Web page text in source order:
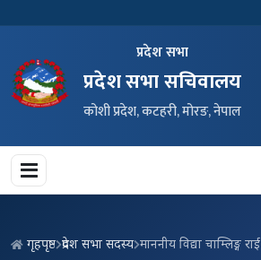
प्रदेश सभा
प्रदेश सभा सचिवालय
कोशी प्रदेश, कटहरी, मोरङ, नेपाल
गृहपृष्ठ प्रदेश सभा सदस्य माननीय विद्या चाम्लिङ्ग राई